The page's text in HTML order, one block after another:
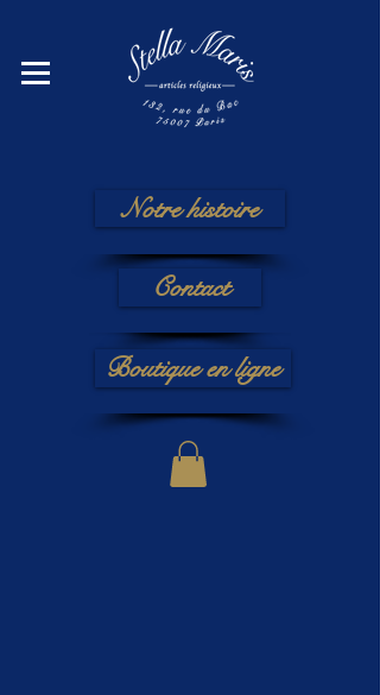
Notre histoire
Contact
Boutique en ligne